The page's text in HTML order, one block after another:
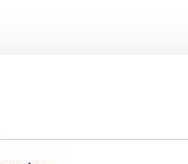
170cm | Breedte